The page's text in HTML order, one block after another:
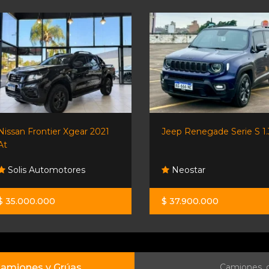
Frontier Xgear 2021
Solis Automotores
35.000.000
Jeep Renegade Serie S
Neostar
$ 37.900.000